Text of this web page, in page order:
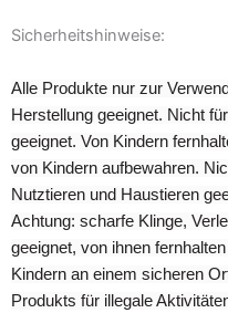
Sicherheitshinweise:
Alle Produkte nur zur
Herstellung geeignet. Nicht
geeignet. Von Kindern
von Kindern aufbewahren.
Nutztieren und Haustieren
Achtung: scharfe Klinge,
geeignet, von ihnen
Kindern an einem sicheren
Produkts für illegale